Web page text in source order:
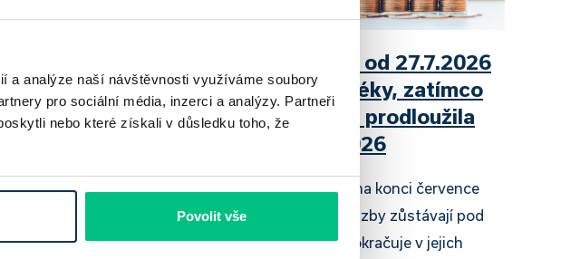
a analýze naší návštěvnosti využíváme soubory
pro sociální média, inzerci a analýzy. Partneři
nebo které získali v důsledku toho, že
Povolit vše
UniCredit Bank od 27.7.2026
zdražuje hypotéky, zatímco
Raiffeisenbank prodloužila
slevu do 6.9.2026
Český hypoteční trh na konci července
2026 potvrzuje, že sazby zůstávají pod
tlakem a část bank pokračuje v jejich